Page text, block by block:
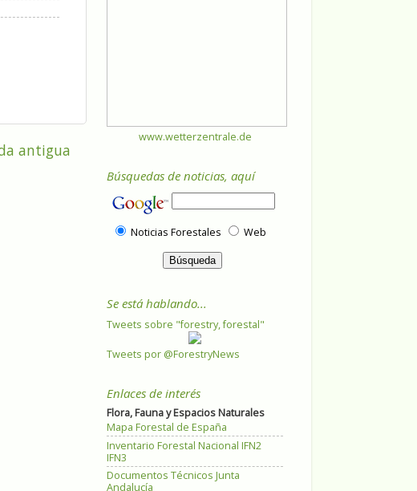
antigua
www.wetterzentrale.de
Búsquedas de noticias, aquí
Noticias Forestales Web
Se está hablando...
Tweets sobre "forestry, forestal"
Tweets por @ForestryNews
Enlaces de interés
Flora, Fauna y Espacios Naturales
Mapa Forestal de España
Inventario Forestal Nacional IFN2
IFN3
Documentos Técnicos Junta
Andalucía